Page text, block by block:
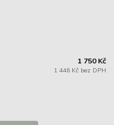
1 750 Kč
1 446 Kč bez DPH